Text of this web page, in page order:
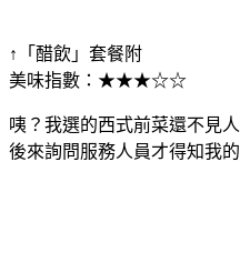
↑「醋飲」套餐附
美味指數：★★★☆☆
咦？我選的西式前菜還不見
後來詢問服務人員才得知我